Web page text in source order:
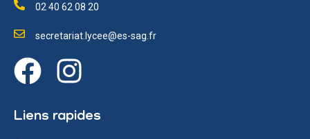
02 40 62 08 20
secretariat.lycee@es-sag.fr
Liens rapides